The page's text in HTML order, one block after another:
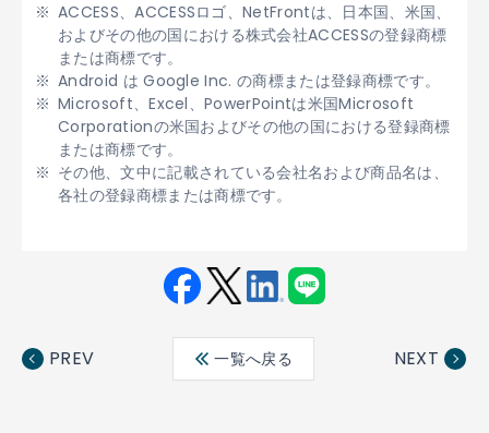
ACCESS、ACCESSロゴ、NetFrontは、日本国、米国、
およびその他の国における株式会社ACCESSの登録商標
または商標です。
Android は Google Inc. の商標または登録商標です。
Microsoft、Excel、PowerPointは米国Microsoft
Corporationの米国およびその他の国における登録商標
または商標です。
その他、文中に記載されている会社名および商品名は、
各社の登録商標または商標です。
ebo ter
edin
PREV 一覧へ戻る NEXT